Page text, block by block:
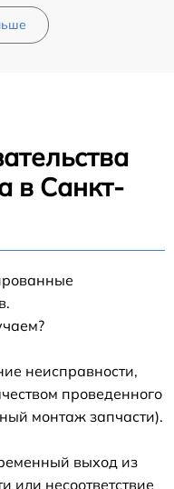
в Санкт-
неисправности,
проведенного
монтаж запчасти).
выход из
или несоответствие